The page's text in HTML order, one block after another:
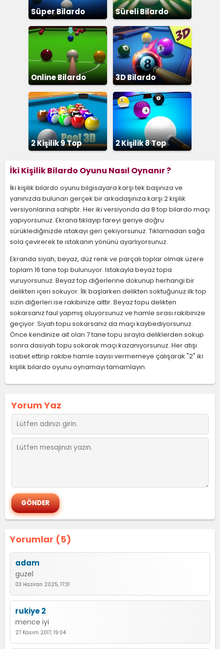
Süper Bilardo Süreli Bilardo
Online Bilardo 3D Bilardo
2 Kişilik 9 Top
2 Kişilik 8 Top
İki Kişilik Bilardo Oyunu Nasıl Oynanır ?
İki kişilik bilardo oyunu bilgisayara karşı tek başınıza ve
yanınızda bulunan gerçek bir arkadaşınıza karşı 2 kişilik
versiyonlarına sahiptir. Her iki versiyonda da 8 top bilardo maçı
yapıyorsunuz. Ekrana tıklayıp fareyi geriye doğru
sürüklediğinizde ıstakayı geri çekiyorsunuz. Tıklamadan sağa
sola çevirerek te ıstakanın yönünü ayarlıyorsunuz.
Ekranda siyah, beyaz, düz renk ve parçalı toplar olmak üzere
toplam 16 tane top bulunuyor. Istakayla beyaz topa
vuruyorsunuz. Beyaz top diğerlerine dokunup herhangi bir
delikten içeri sokuyor. İlk başlarken delikten soktuğunuz ilk top
sizin diğerleri ise rakibinize aittir. Beyaz topu delikten
sokarsanız faul yapmış oluyorsunuz ve hamle sırası rakibinize
geçiyor. Siyah topu sokarsanız da maçı kaybediyorsunuz.
Önce kendinize ait olan 7 tane topu sırayla deliklerden sokup
sonra dasiyah topu sokarak maçı kazanıyorsunuz. Her atışı
isabet ettirip rakibe hamle sayısı vermemeye çalışarak "2" iki
kişilik bilardo oyunu oynamayı tamamlayın.
Yorumlar (5)
adam
guzel
03 Haziran 2025, 17:31
rukiye 2
mence iyi
27 Kasım 2017, 19:04
Yorum Yaz